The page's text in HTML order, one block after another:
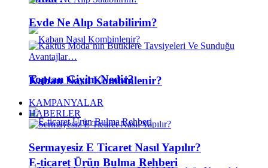
Kaban Nasıl Kombinlenir?
E-ticaret Ürün Bulma Rehberi
Evde Ne Alıp Satabilirim?
Toptan Giyim Nedir?
KAMPANYALAR
HABERLER
Sermayesiz E Ticaret Nasıl Yapılır?